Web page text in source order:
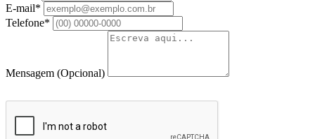
E-mail*
Telefone*
Mensagem (Opcional)